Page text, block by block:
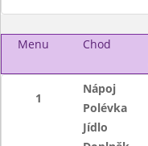
Menu Chod
1
Nápoj
Polévka
Jídlo